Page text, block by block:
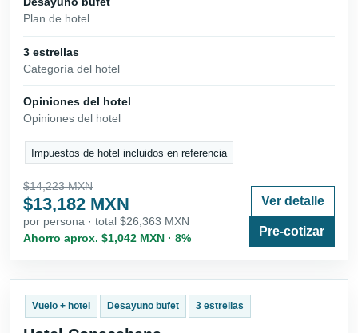
Plan de hotel
3 estrellas
Categoría del hotel
Opiniones del hotel
Opiniones del hotel
Impuestos de hotel incluidos en referencia
$14,223 MXN
$13,182 MXN
por persona · total $26,363 MXN
Ahorro aprox. $1,042 MXN · 8%
Ver detalle
Pre-cotizar
Vuelo + hotel Desayuno bufet 3 estrellas